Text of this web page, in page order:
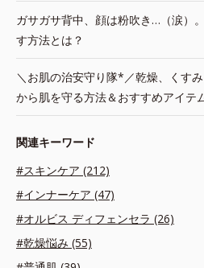
ガサガサ背中、顔は粉吹き…（涙）
す方法とは？
＼お肌の治安守り隊*／乾燥、くす
から肌を守る方法＆おすすめアイテ
関連キーワード
#スキンケア (212)
#インナーケア (47)
#オルビス ディフェンセラ (26)
#乾燥悩み (55)